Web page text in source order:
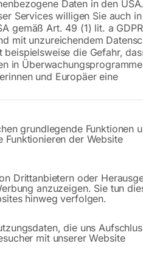
Zuleitung 1 m
zzgl.Versandkosten
beachten Sie: Die Versandkosten
In den
Sie haben
Gerne
Daten in den
Services willigen Sie auch
gemäß Art. 49 (1) lit. a
mit unzureichendem
beispielsweise die Gefahr,
in
und Europäer eine
für die eine Einwilligung erteilt
grundlegende Funktionen
Funktionieren der Website
Drittanbietern oder
anzuzeigen. Sie tun
hinweg verfolgen.
die uns
mit unserer Website